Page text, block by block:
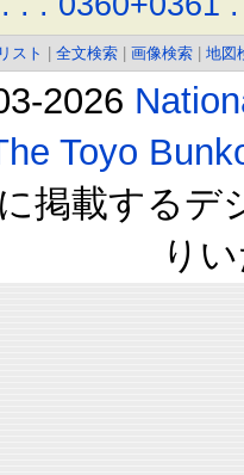
スト 全文検索 画像検索 地図
2026
Toyo
掲載するデ
り